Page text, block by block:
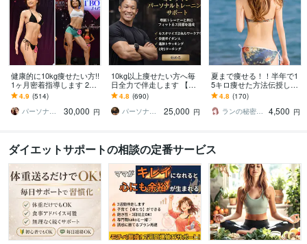
健康的に10kg痩せたい方!!
1ヶ月密着指導します 20k
g痩せたプロトレーナーに
よる食事と運動サポート!!
4.9 (514)
パーソナルトレーナーYUKINA
30,000 円
10kg以上痩せたい方へ毎
日全力で伴走します 【残
り1名様】通常42,000円 →
25,000円（税抜）
4.8 (690)
パーソナルトレーナーJTタク
25,000 円
夏まで痩せる！！半年で1
5キロ痩せた方法伝授しま
す お腹と太ももとお尻が
キュッ！変わる7日間ダイ
エット！痩せ食事
4.8 (170)
ランの秘密の小部屋
4,500 円
ダイエットサポートの相談の定番サービス